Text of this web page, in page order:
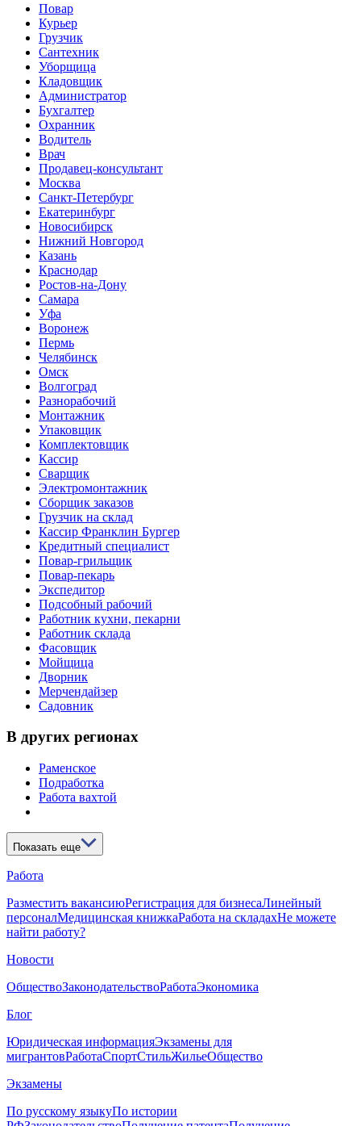
Повар
Курьер
Грузчик
Сантехник
Уборщица
Кладовщик
Администратор
Бухгалтер
Охранник
Водитель
Врач
Продавец-консультант
Москва
Санкт-Петербург
Екатеринбург
Новосибирск
Нижний Новгород
Казань
Краснодар
Ростов-на-Дону
Самара
Уфа
Воронеж
Пермь
Челябинск
Омск
Волгоград
Разнорабочий
Монтажник
Упаковщик
Комплектовщик
Кассир
Сварщик
Электромонтажник
Сборщик заказов
Грузчик на склад
Кассир Франклин Бургер
Кредитный специалист
Повар-грильщик
Повар-пекарь
Экспедитор
Подсобный рабочий
Работник кухни, пекарни
Работник склада
Фасовщик
Мойщица
Дворник
Мерчендайзер
Садовник
В других регионах
Раменское
Подработка
Работа вахтой
Показать еще
Работа
Разместить вакансиюРегистрация для бизнесаЛинейный
персоналМедицинская книжкаРабота на складахНе можете
найти работу?
Новости
ОбществоЗаконодательствоРаботаЭкономика
Блог
Юридическая информацияЭкзамены для
мигрантовРаботаСпортСтильЖильеОбщество
Экзамены
По русскому языкуПо истории